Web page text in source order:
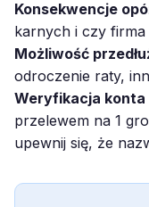
Konsekwencje
karnych i czy firma
Możliwość
odroczenie raty,
Weryfikacja konta
przelewem na 1
upewnij się, że